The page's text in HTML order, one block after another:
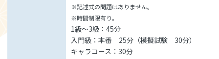
※記述式の問題はありません。
※時間制限有り。
1級～3級：45分
入門級：本番 25分（模擬試験 30分）
キャラコース：30分